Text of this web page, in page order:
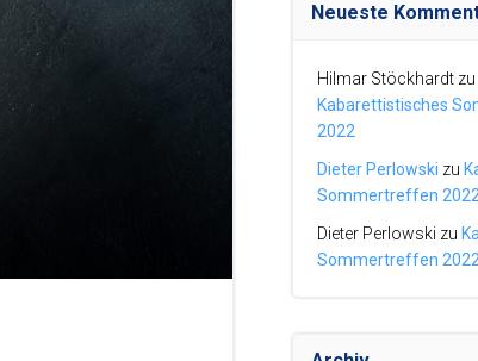
Neueste
Hilmar Stöckhardtzu
Kabarettistisches
2022
Dieter Perlowski zu
Sommertreffen 2022
Dieter Perlowski zu
Sommertreffen 2022